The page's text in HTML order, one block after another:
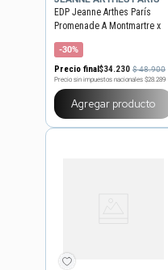
EDP Jeanne Arthes París
Promenade A Montmartre x
100 ml
-30%
Precio final$34.230 $48.900
Precio sin impuestos nacionales $28.289
Agregar producto